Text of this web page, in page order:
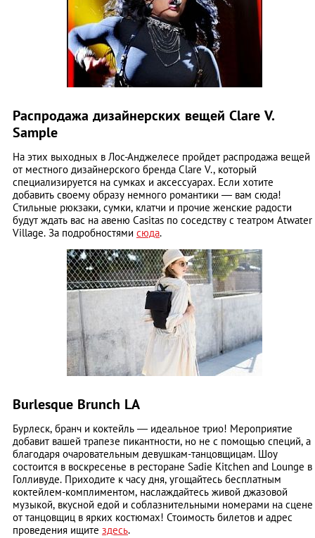
Распродажа дизайнерских вещей Clare V.
Sample
На этих выходных в Лос-Анджелесе пройдет распродажа вещей
от местного дизайнерского бренда Clare V., который
специализируется на сумках и аксессуарах. Если хотите
добавить своему образу немного романтики ― вам сюда!
Стильные рюкзаки, сумки, клатчи и прочие женские радости
будут ждать вас на авеню Casitas по соседству с театром Atwater
Village. За подробностями сюда.
Burlesque Brunch LA
Бурлеск, бранч и коктейль ― идеальное трио! Мероприятие
добавит вашей трапезе пикантности, но не с помощью специй, а
благодаря очаровательным девушкам-танцовщицам. Шоу
состоится в воскресенье в ресторане Sadie Kitchen and Lounge в
Голливуде. Приходите к часу дня, угощайтесь бесплатным
коктейлем-комплиментом, наслаждайтесь живой джазовой
музыкой, вкусной едой и соблазнительными номерами на сцене
от танцовщиц в ярких костюмах! Стоимость билетов и адрес
проведения ищите здесь.